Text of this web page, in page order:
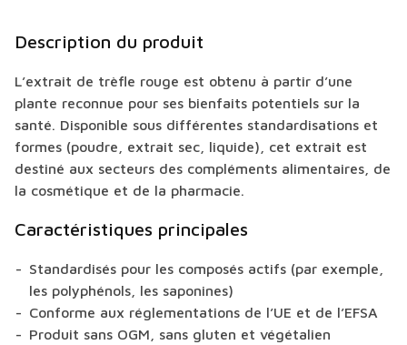
Description du produit
L’extrait de trèfle rouge est obtenu à partir d’une
plante reconnue pour ses bienfaits potentiels sur la
santé. Disponible sous différentes standardisations et
formes (poudre, extrait sec, liquide), cet extrait est
destiné aux secteurs des compléments alimentaires, de
la cosmétique et de la pharmacie.
Caractéristiques principales
Standardisés pour les composés actifs (par exemple,
les polyphénols, les saponines)
Conforme aux réglementations de l’UE et de l’EFSA
Produit sans OGM, sans gluten et végétalien